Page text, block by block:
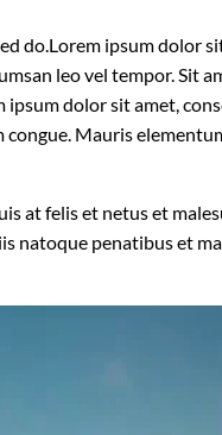
do.Lorem ipsum dolor
leo vel tempor. Sit
ipsum dolor sit amet,
Mauris
at felis et netus et
natoque penatibus et